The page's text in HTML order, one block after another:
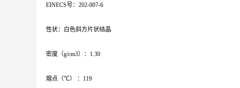
EINECS号：202-007-6
性状：白色斜方片状结晶
密度（g/cm3）：1.30
熔点（℃） ：119